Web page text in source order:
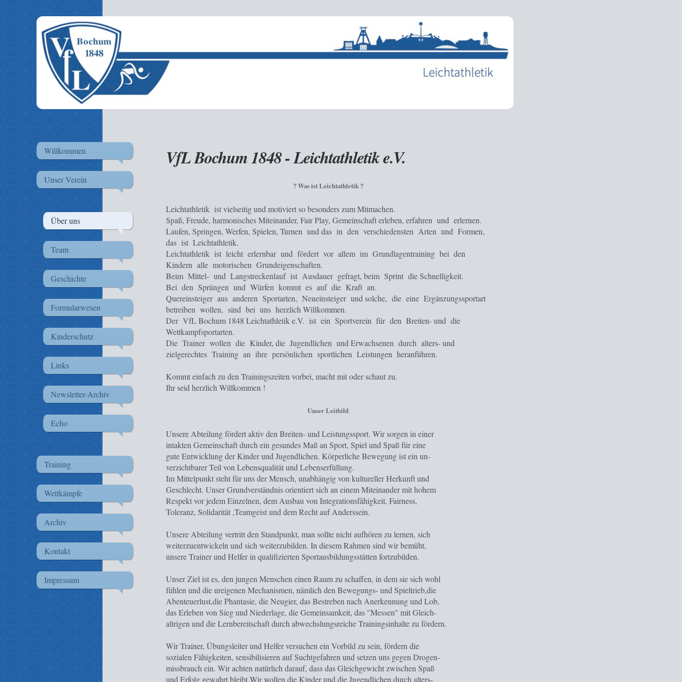
Willkommen
Unser Verein
Über uns
Team
Geschichte
Formularwesen
Kinderschutz
Links
Newsletter-Archiv
Echo
Training
Wettkämpfe
Archiv
Kontakt
Impressum
VfL Bochum 1848 - Leichtathletik e.V.
? Was ist Leichtathletik ?
Leichtathletik ist vielseitig und motiviert so besonders zum Mitmachen.
Spaß, Freude, harmonisches Miteinander, Fair Play, Gemeinschaft erleben, erfahren und erlernen.
Laufen, Springen, Werfen, Spielen, Turnen und das in den verschiedensten Arten und Formen,
das ist Leichtathletik.
Leichtathletik ist leicht erlernbar und fördert vor allem im Grundlagentraining bei den
Kindern alle motorischen Grundeigenschaften.
Beim Mittel- und Langstreckenlauf ist Ausdauer gefragt, beim Sprint die Schnelligkeit.
Bei den Sprüngen und Würfen kommt es auf die Kraft an.
Quereinsteiger aus anderen Sportarten, Neueinsteiger und solche, die eine Ergänzungssportart
betreiben wollen, sind bei uns herzlich Willkommen.
Der VfL Bochum 1848 Leichtathletik e.V. ist ein Sportverein für den Breiten- und die
Wettkampfsportarten.
Die Trainer wollen die Kinder, die Jugendlichen und Erwachsenen durch alters- und
zielgerechtes Training an ihre persönlichen sportlichen Leistungen heranführen.
Kommt einfach zu den Trainingszeiten vorbei, macht mit oder schaut zu.
Ihr seid herzlich Willkommen !
Unser Leitbild
Unsere Abteilung fördert aktiv den Breiten- und Leistungssport. Wir sorgen in einer
intakten Gemeinschaft durch ein gesundes Maß an Sport, Spiel und Spaß für eine
gute Entwicklung der Kinder und Jugendlichen. Körperliche Bewegung ist ein un-
verzichtbarer Teil von Lebensqualität und Lebenserfüllung.
Im Mittelpunkt steht für uns der Mensch, unabhängig von kultureller Herkunft und
Geschlecht. Unser Grundverständnis orientiert sich an einem Miteinander mit hohem
Respekt vor jedem Einzelnen, dem Ausbau von Integrationsfähigkeit, Fairness,
Toleranz, Solidarität ,Teamgeist und dem Recht auf Anderssein.
Unsere Abteilung vertritt den Standpunkt, man sollte nicht aufhören zu lernen, sich
weiterzuentwickeln und sich weiterzubilden. In diesem Rahmen sind wir bemüht,
unsere Trainer und Helfer in qualifizierten Sportausbildungsstätten fortzubilden.
Unser Ziel ist es, den jungen Menschen einen Raum zu schaffen, in dem sie sich wohl
fühlen und die ureigenen Mechanismen, nämlich den Bewegungs- und Spieltrieb,die
Abenteuerlust,die Phantasie, die Neugier, das Bestreben nach Anerkennung und Lob,
das Erleben von Sieg und Niederlage, die Gemeinsamkeit, das "Messen" mit Gleich-
altrigen und die Lernbereitschaft durch abwechslungsreiche Trainingsinhalte zu fördern.
Wir Trainer, Übungsleiter und Helfer versuchen ein Vorbild zu sein, fördern die
sozialen Fähigkeiten, sensibilisieren auf Suchtgefahren und setzen uns gegen Drogen-
missbrauch ein. Wir achten natürlich darauf, dass das Gleichgewicht zwischen Spaß
und Erfolg gewahrt bleibt.Wir wollen die Kinder und die Jugendlichen durch alters-